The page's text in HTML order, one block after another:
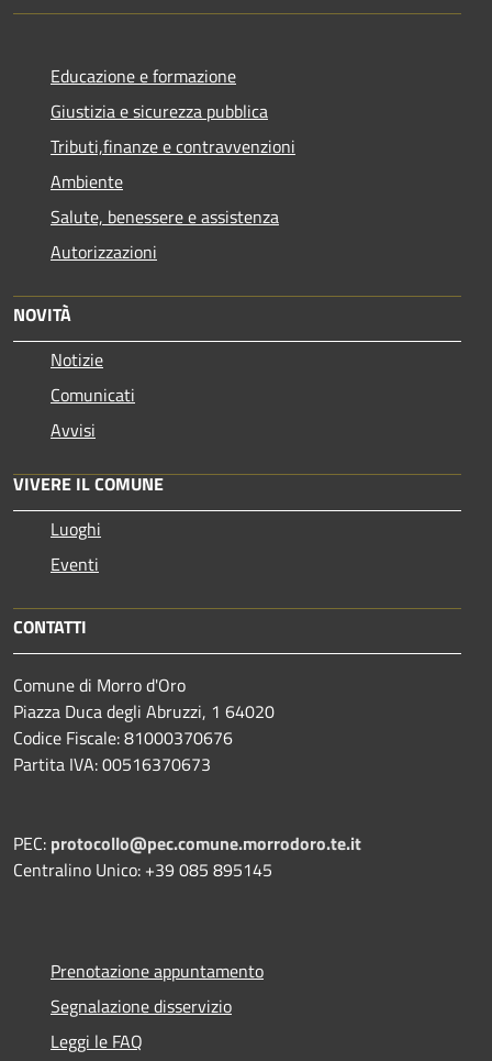
Educazione e formazione
Giustizia e sicurezza pubblica
Tributi,finanze e contravvenzioni
Ambiente
Salute, benessere e assistenza
Autorizzazioni
NOVITÀ
Notizie
Comunicati
Avvisi
VIVERE IL COMUNE
Luoghi
Eventi
CONTATTI
Comune di Morro d'Oro
Piazza Duca degli Abruzzi, 1 64020
Codice Fiscale: 81000370676
Partita IVA: 00516370673
PEC: protocollo@pec.comune.morrodoro.te.it
Centralino Unico: +39 085 895145
Prenotazione appuntamento
Segnalazione disservizio
Leggi le FAQ